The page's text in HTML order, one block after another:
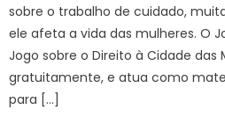
sobre o trabalho de cuidado,
ele afeta a vida das mulheres. O
Jogo sobre o Direito à Cidade das
gratuitamente, e atua como
para […]